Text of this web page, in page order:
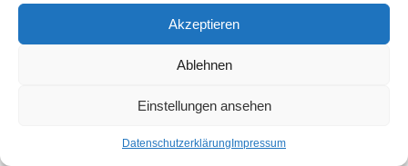
Akzeptieren
Ablehnen
Einstellungen ansehen
Datenschutzerklärung Impressum
Druckereien in Deutschland